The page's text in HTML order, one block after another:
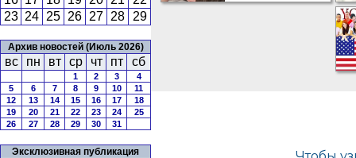
23 24 25 26 27 28 29
Архив новостей (Июль 2026)
вс пн вт ср чт пт сб
1 2 3
4
5
6 7 8 9 10
11
12
13 14 15 16 17
18
19
20 21 22 23 24
25
26
27 28 29 30 31
Эксклюзивная публикация